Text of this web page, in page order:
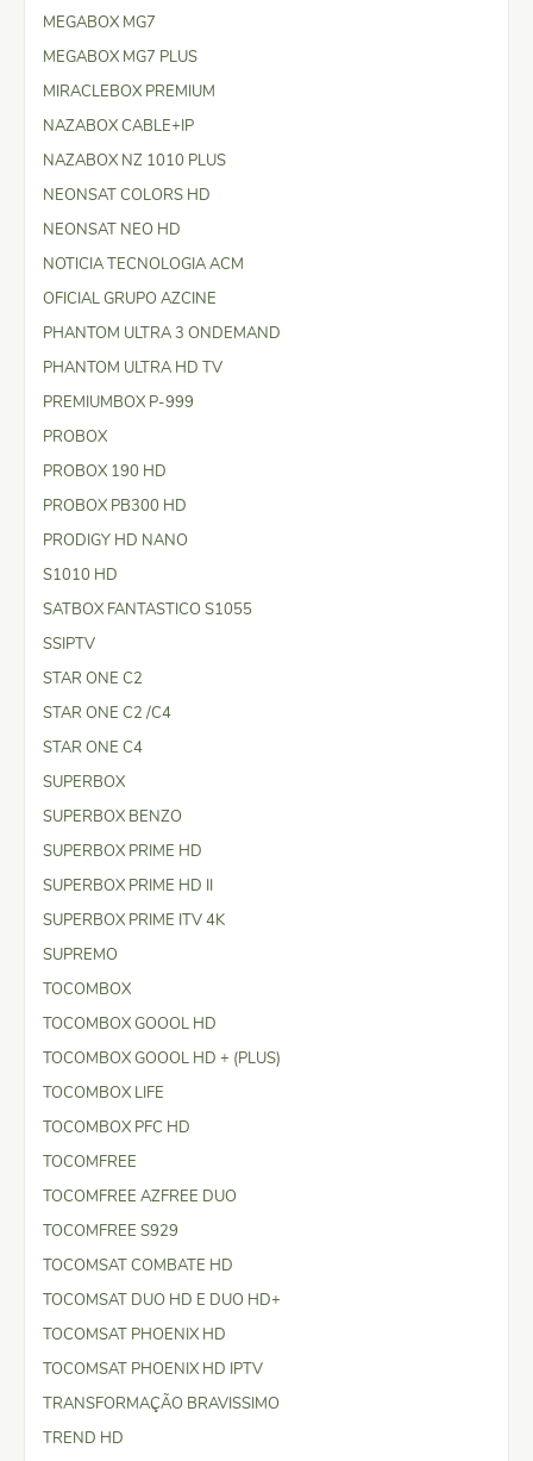
MEGABOX MG7
MEGABOX MG7 PLUS
MIRACLEBOX PREMIUM
NAZABOX CABLE+IP
NAZABOX NZ 1010 PLUS
NEONSAT COLORS HD
NEONSAT NEO HD
NOTICIA TECNOLOGIA ACM
OFICIAL GRUPO AZCINE
PHANTOM ULTRA 3 ONDEMAND
PHANTOM ULTRA HD TV
PREMIUMBOX P-999
PROBOX
PROBOX 190 HD
PROBOX PB300 HD
PRODIGY HD NANO
S1010 HD
SATBOX FANTASTICO S1055
SSIPTV
STAR ONE C2
STAR ONE C2 /C4
STAR ONE C4
SUPERBOX
SUPERBOX BENZO
SUPERBOX PRIME HD
SUPERBOX PRIME HD II
SUPERBOX PRIME ITV 4K
SUPREMO
TOCOMBOX
TOCOMBOX GOOOL HD
TOCOMBOX GOOOL HD + (PLUS)
TOCOMBOX LIFE
TOCOMBOX PFC HD
TOCOMFREE
TOCOMFREE AZFREE DUO
TOCOMFREE S929
TOCOMSAT COMBATE HD
TOCOMSAT DUO HD E DUO HD+
TOCOMSAT PHOENIX HD
TOCOMSAT PHOENIX HD IPTV
TRANSFORMAÇÃO BRAVISSIMO
TREND HD